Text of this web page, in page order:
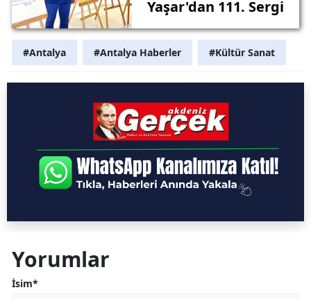
Yaşar'dan 111. Sergi
#Antalya #Antalya Haberler #Kültür Sanat
Yorumlar
İsim*